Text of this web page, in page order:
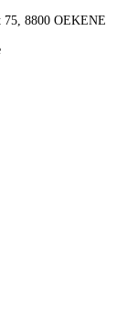
75, 8800 OEKENE